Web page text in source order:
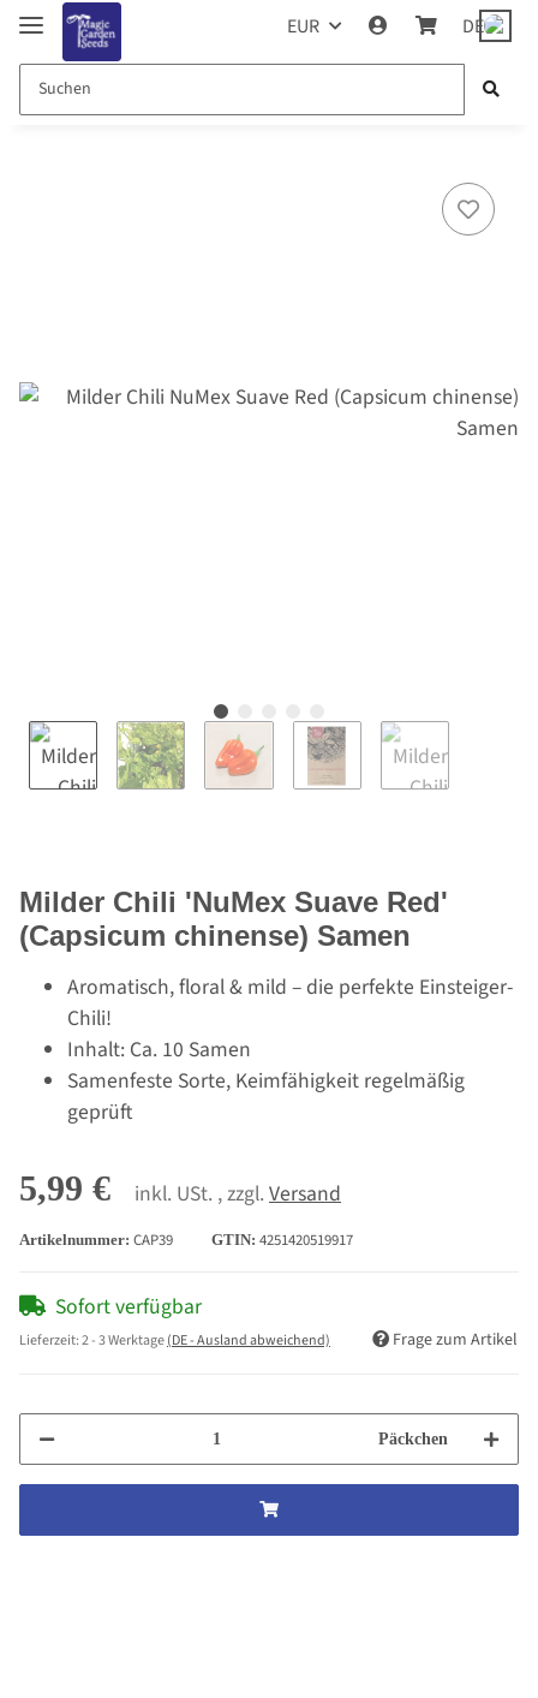
EUR DE
Milder Chili 'NuMex Suave Red'
(Capsicum chinense) Samen
Aromatisch, floral & mild – die perfekte Einsteiger-
Chili!
Inhalt: Ca. 10 Samen
Samenfeste Sorte, Keimfähigkeit regelmäßig
geprüft
5,99 € inkl. USt. , zzgl. Versand
Artikelnummer: CAP39 GTIN: 4251420519917
Sofort verfügbar
Lieferzeit:2 - 3 Werktage(DE - Ausland abweichend) Frage zum Artikel
Päckchen